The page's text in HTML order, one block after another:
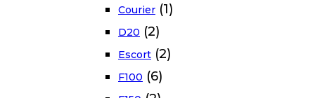
Courier (1)
D20 (2)
Escort (2)
F100 (6)